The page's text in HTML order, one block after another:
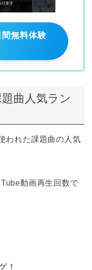
無料体験
曲人気ラン
われた課題曲の人気
動画再生回数で
！